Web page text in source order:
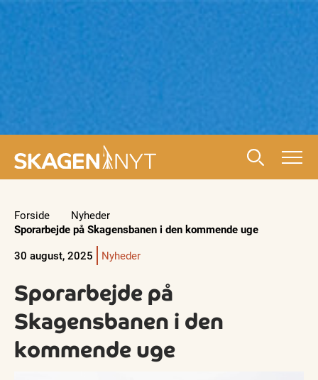
Forside
Nyheder
Sporarbejde på Skagensbanen i den kommende uge
30 august, 2025
Nyheder
Sporarbejde på
Skagensbanen i den
kommende uge